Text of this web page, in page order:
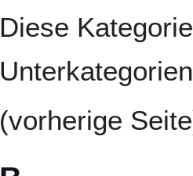
Diese
(vorherige